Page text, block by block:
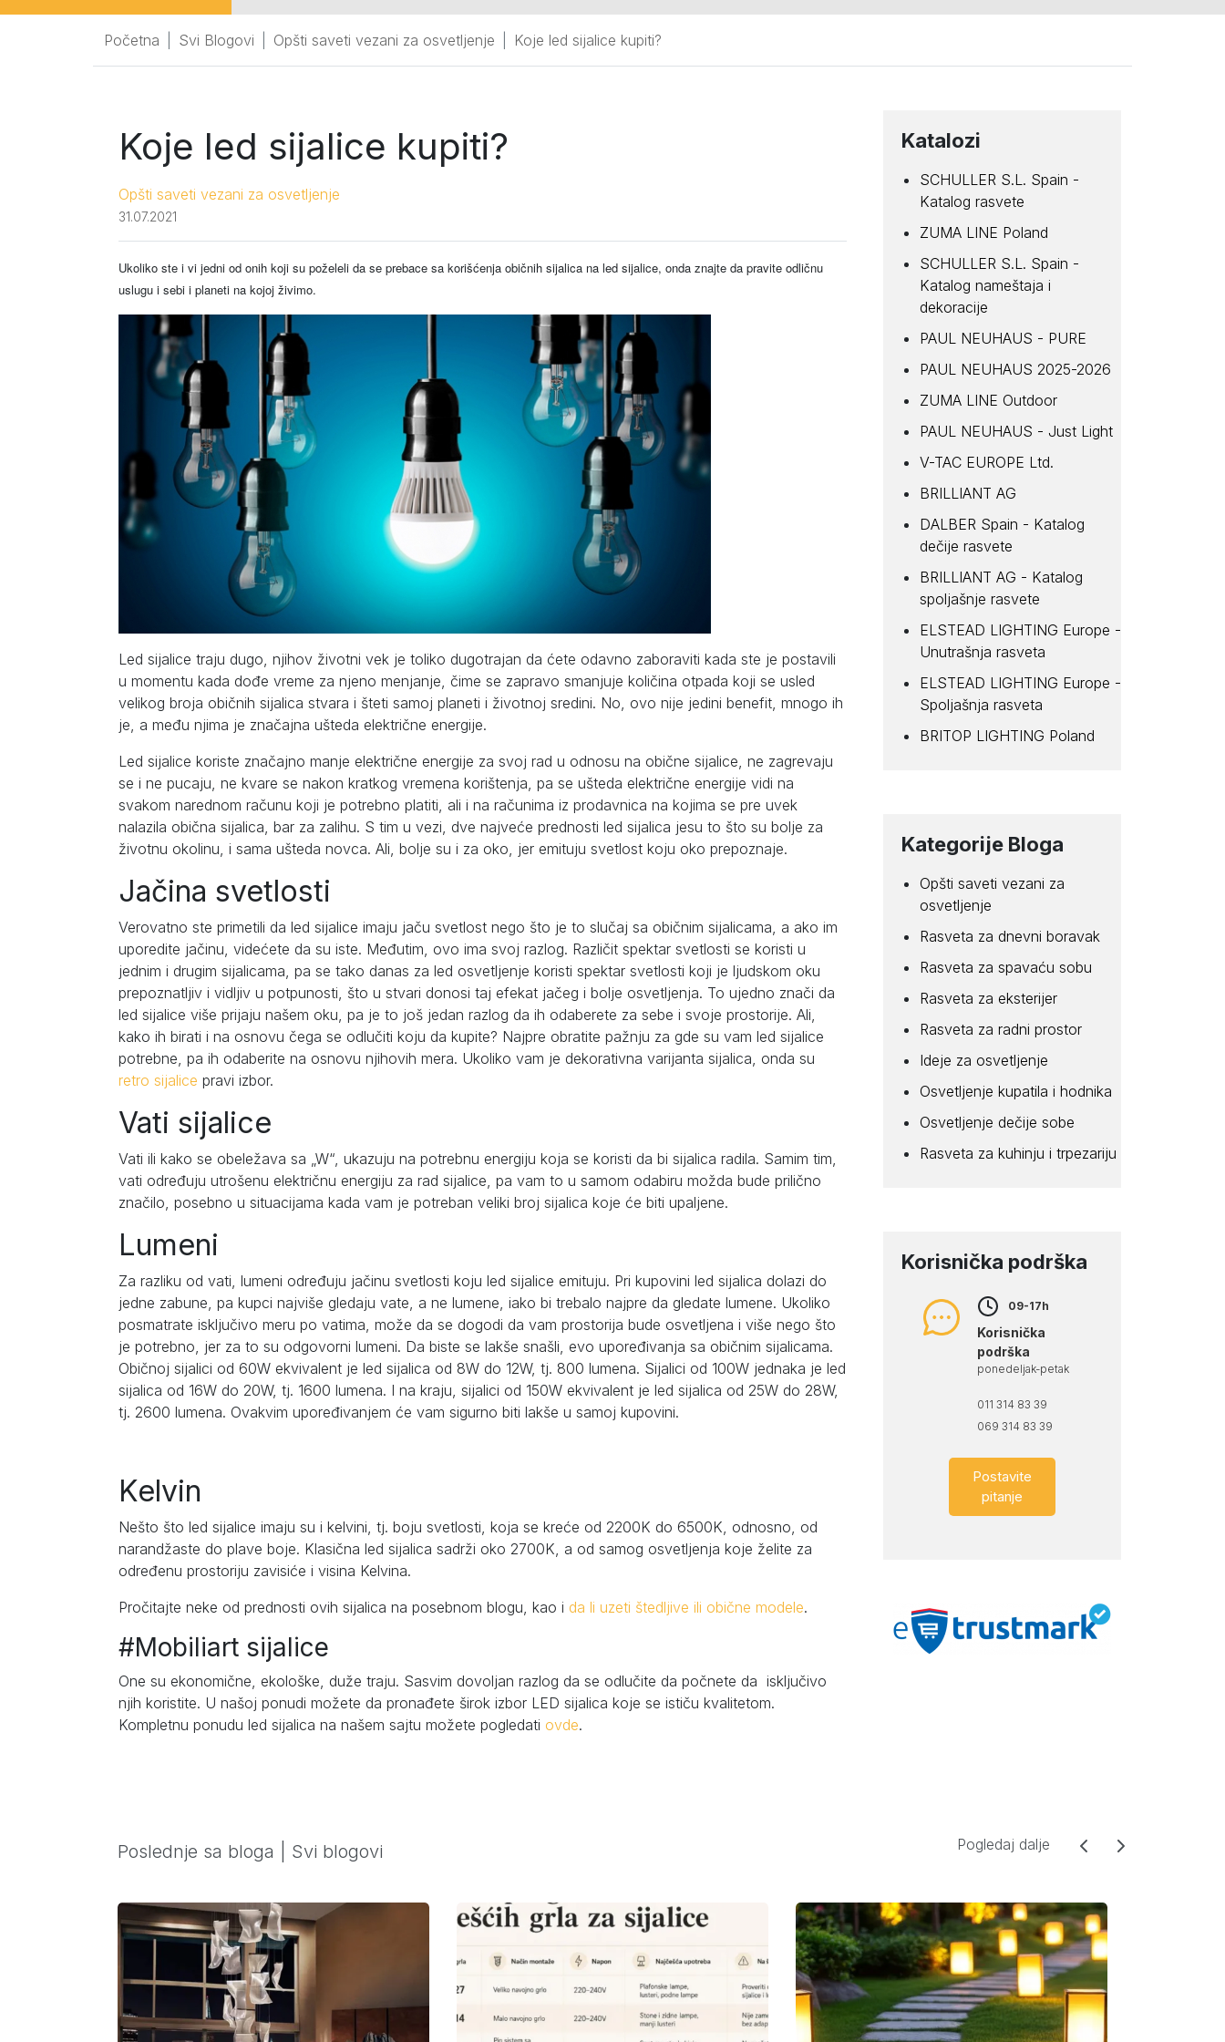
Početna Svi Blogovi Opšti saveti vezani za osvetljenje Koje led sijalice kupiti?
Koje led sijalice kupiti?
Opšti saveti vezani za osvetljenje
31.07.2021
Ukoliko ste i vi jedni od onih koji su poželeli da se prebace sa korišćenja običnih sijalica na led sijalice, onda znajte da pravite odličnu
uslugu i sebi i planeti na kojoj živimo.
Led sijalice traju dugo, njihov životni vek je toliko dugotrajan da ćete odavno zaboraviti kada ste je postavili
u momentu kada dođe vreme za njeno menjanje, čime se zapravo smanjuje količina otpada koji se usled
velikog broja običnih sijalica stvara i šteti samoj planeti i životnoj sredini. No, ovo nije jedini benefit, mnogo ih
je, a među njima je značajna ušteda električne energije.
Led sijalice koriste značajno manje električne energije za svoj rad u odnosu na obične sijalice, ne zagrevaju
se i ne pucaju, ne kvare se nakon kratkog vremena korištenja, pa se ušteda električne energije vidi na
svakom narednom računu koji je potrebno platiti, ali i na računima iz prodavnica na kojima se pre uvek
nalazila obična sijalica, bar za zalihu. S tim u vezi, dve najveće prednosti led sijalica jesu to što su bolje za
životnu okolinu, i sama ušteda novca. Ali, bolje su i za oko, jer emituju svetlost koju oko prepoznaje.
Jačina svetlosti
Verovatno ste primetili da led sijalice imaju jaču svetlost nego što je to slučaj sa običnim sijalicama, a ako im
uporedite jačinu, videćete da su iste. Međutim, ovo ima svoj razlog. Različit spektar svetlosti se koristi u
jednim i drugim sijalicama, pa se tako danas za led osvetljenje koristi spektar svetlosti koji je ljudskom oku
prepoznatljiv i vidljiv u potpunosti, što u stvari donosi taj efekat jačeg i bolje osvetljenja. To ujedno znači da
led sijalice više prijaju našem oku, pa je to još jedan razlog da ih odaberete za sebe i svoje prostorije. Ali,
kako ih birati i na osnovu čega se odlučiti koju da kupite? Najpre obratite pažnju za gde su vam led sijalice
potrebne, pa ih odaberite na osnovu njihovih mera. Ukoliko vam je dekorativna varijanta sijalica, onda su
retro sijalice pravi izbor.
Vati sijalice
Vati ili kako se obeležava sa „W“, ukazuju na potrebnu energiju koja se koristi da bi sijalica radila. Samim tim,
vati određuju utrošenu električnu energiju za rad sijalice, pa vam to u samom odabiru možda bude prilično
značilo, posebno u situacijama kada vam je potreban veliki broj sijalica koje će biti upaljene.
Lumeni
Za razliku od vati, lumeni određuju jačinu svetlosti koju led sijalice emituju. Pri kupovini led sijalica dolazi do
jedne zabune, pa kupci najviše gledaju vate, a ne lumene, iako bi trebalo najpre da gledate lumene. Ukoliko
posmatrate isključivo meru po vatima, može da se dogodi da vam prostorija bude osvetljena i više nego što
je potrebno, jer za to su odgovorni lumeni. Da biste se lakše snašli, evo upoređivanja sa običnim sijalicama.
Običnoj sijalici od 60W ekvivalent je led sijalica od 8W do 12W, tj. 800 lumena. Sijalici od 100W jednaka je led
sijalica od 16W do 20W, tj. 1600 lumena. I na kraju, sijalici od 150W ekvivalent je led sijalica od 25W do 28W,
tj. 2600 lumena. Ovakvim upoređivanjem će vam sigurno biti lakše u samoj kupovini.
Kelvin
Nešto što led sijalice imaju su i kelvini, tj. boju svetlosti, koja se kreće od 2200K do 6500K, odnosno, od
narandžaste do plave boje. Klasična led sijalica sadrži oko 2700K, a od samog osvetljenja koje želite za
određenu prostoriju zavisiće i visina Kelvina.
Pročitajte neke od prednosti ovih sijalica na posebnom blogu, kao i da li uzeti štedljive ili obične modele.
#Mobiliart sijalice
One su ekonomične, ekološke, duže traju. Sasvim dovoljan razlog da se odlučite da počnete da isključivo
njih koristite. U našoj ponudi možete da pronađete širok izbor LED sijalica koje se ističu kvalitetom.
Kompletnu ponudu led sijalica na našem sajtu možete pogledati ovde.
Katalozi
SCHULLER S.L. Spain -
Katalog rasvete
ZUMA LINE Poland
SCHULLER S.L. Spain -
Katalog nameštaja i
dekoracije
PAUL NEUHAUS - PURE
PAUL NEUHAUS 2025-2026
ZUMA LINE Outdoor
PAUL NEUHAUS - Just Light
V-TAC EUROPE Ltd.
BRILLIANT AG
DALBER Spain - Katalog
dečije rasvete
BRILLIANT AG - Katalog
spoljašnje rasvete
ELSTEAD LIGHTING Europe -
Unutrašnja rasveta
ELSTEAD LIGHTING Europe -
Spoljašnja rasveta
BRITOP LIGHTING Poland
Kategorije Bloga
Opšti saveti vezani za
osvetljenje
Rasveta za dnevni boravak
Rasveta za spavaću sobu
Rasveta za eksterijer
Rasveta za radni prostor
Ideje za osvetljenje
Osvetljenje kupatila i hodnika
Osvetljenje dečije sobe
Rasveta za kuhinju i trpezariju
Korisnička podrška
09-17h
Korisnička
podrška
ponedeljak-petak
011 314 83 39
069 314 83 39
Postavite
pitanje
Poslednje sa bloga | Svi blogovi Pogledaj dalje